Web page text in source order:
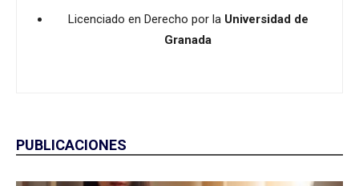
Licenciado en Derecho por la Universidad de
Granada
PUBLICACIONES